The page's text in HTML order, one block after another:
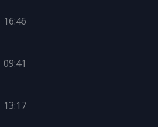
16:46
09:41
13:17